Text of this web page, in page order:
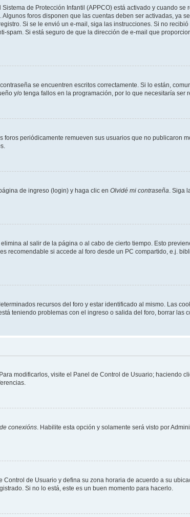
de Protección Infantil (APPCO) está activado y cuando se
foros disponen que las cuentas deben ser activadas, ya
Si se le envió un e-mail, siga las instrucciones. Si no
Si está seguro de que la dirección de e-mail que
se encuentren escritos correctamente. Si lo están,
y/o tenga fallos en la programación, por lo que necesitaría ser
periódicamente remueven sus usuarios que no publicaron
de ingreso (login) y haga clic en Olvidé mi contraseña. Siga
al salir de la página o al cabo de cierto tiempo. Esto
recomendable si accede al foro desde un PC compartido, e.j.
recursos del foro y estar identificado al mismo. Las
teniendo problemas con el ingreso o salida del foro, borrar las
modificarlos, visite el Panel de Control de Usuario; haciendo
conexións. Habilite esta opción y solamente será visto por
de Usuario y defina su zona horaria de acuerdo a su
Si no lo está, este es un buen momento para hacerlo.